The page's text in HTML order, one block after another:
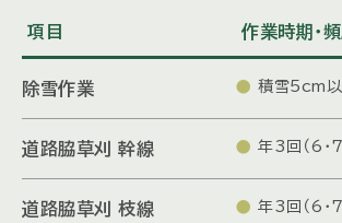
項目 作業時期・
除雪作業 積雪5cm
道路脇草刈 幹線 年3回（6・7
道路脇草刈 枝線 年3回（6・7